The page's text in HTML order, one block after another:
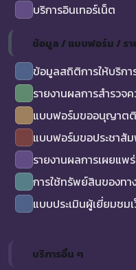
บริการอินเทอร์เน็ต
ข้อมูล / แบบฟอร์ม / รา
ข้อมูลสถิติการให้บริกา
รายงานผลการสำรวจ
แบบฟอร์มขออนุญาต
แบบฟอร์มขอประชาสั
รายงานผลการเผยแพ
การใช้ทรัพย์สินของทา
แบบประเมินผู้เยี่ยมชม
บริการอื่น ๆ